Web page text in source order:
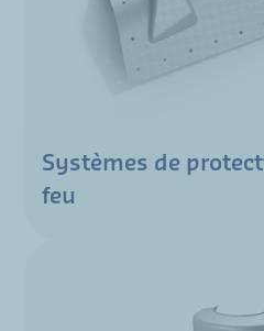
Systèmes de
feu